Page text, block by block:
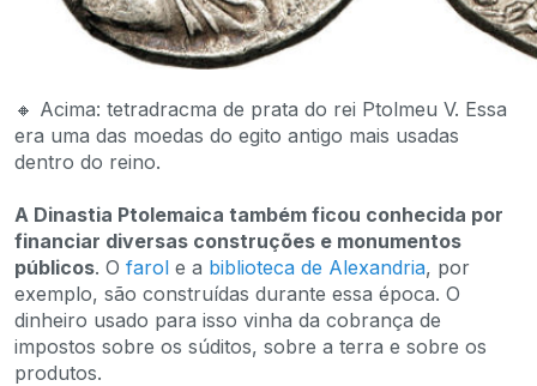
🔸 Acima: tetradracma de prata do rei Ptolmeu V. Essa
era uma das moedas do egito antigo mais usadas
dentro do reino.
A Dinastia Ptolemaica também ficou conhecida por
financiar diversas construções e monumentos
públicos. O farol e a biblioteca de Alexandria, por
exemplo, são construídas durante essa época. O
dinheiro usado para isso vinha da cobrança de
impostos sobre os súditos, sobre a terra e sobre os
produtos.